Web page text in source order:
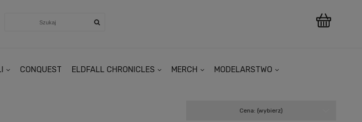
CONQUEST ELDFALL CHRONICLES MERCH MODELARSTWO
Cena: (wybierz)